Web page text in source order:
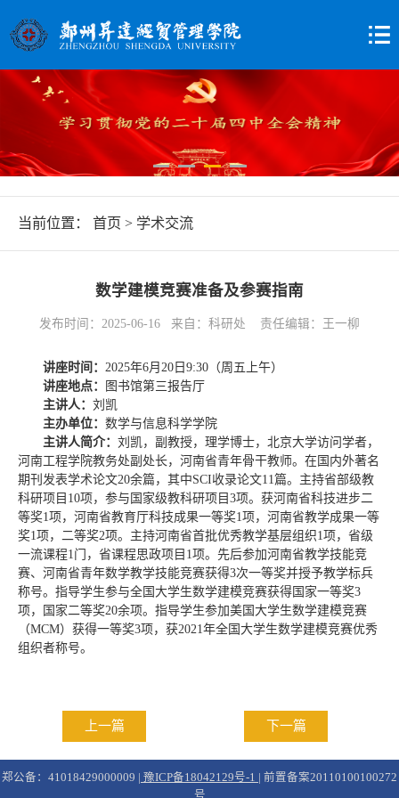
当前位置： 首页 > 学术交流
数学建模竞赛准备及参赛指南
发布时间：2025-06-16 来自：科研处 责任编辑：王一柳
讲座时间： 2025年6月20日9:30（周五上午）
讲座地点：
图书馆第三报告厅
主讲人： 刘凯
主办单位： 数学与信息科学学院
主讲人简介： 刘凯，副教授，理学博士，北京大学访问学者，
河南工程学院教务处副处长，河南省青年骨干教师。在国内外著名
期刊发表学术论文20余篇，其中SCI收录论文11篇。主持省部级教
科研项目10项，参与国家级教科研项目3项。获河南省科技进步二
等奖1项，河南省教育厅科技成果一等奖1项，河南省教学成果一等
奖1项，二等奖2项。主持河南省首批优秀教学基层组织1项，省级
一流课程1门，省课程思政项目1项。先后参加河南省教学技能竞
赛、河南省青年数学教学技能竞赛获得3次一等奖并授予教学标兵
称号。指导学生参与全国大学生数学建模竞赛获得国家一等奖3
项，国家二等奖20余项。指导学生参加美国大学生数学建模竞赛
（MCM）获得一等奖3项，获2021年全国大学生数学建模竞赛优秀
组织者称号。
上一篇 下一篇
郑公备：41018429000009 | 豫ICP备18042129号-1
| 前置备案20110100100272
号